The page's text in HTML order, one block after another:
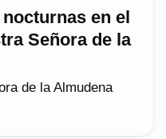
en el
Señora de la
de la Almudena